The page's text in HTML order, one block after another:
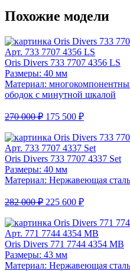
Похожие модели
Арт. 733 7707 4356 LS
Oris Divers 733 7707 4356 LS
Размеры: 40 мм
Материал:
ободок с минутной шкалой
270 000 ₽ 175 500 ₽
Арт. 733 7707 4337 Set
Oris Divers 733 7707 4337 Set
Размеры: 40 мм
Материал: Нержавеющая
282 000 ₽ 225 600 ₽
Арт. 771 7744 4354 MB
Oris Divers 771 7744 4354 MB
Размеры: 43 мм
Материал: Нержавеющая